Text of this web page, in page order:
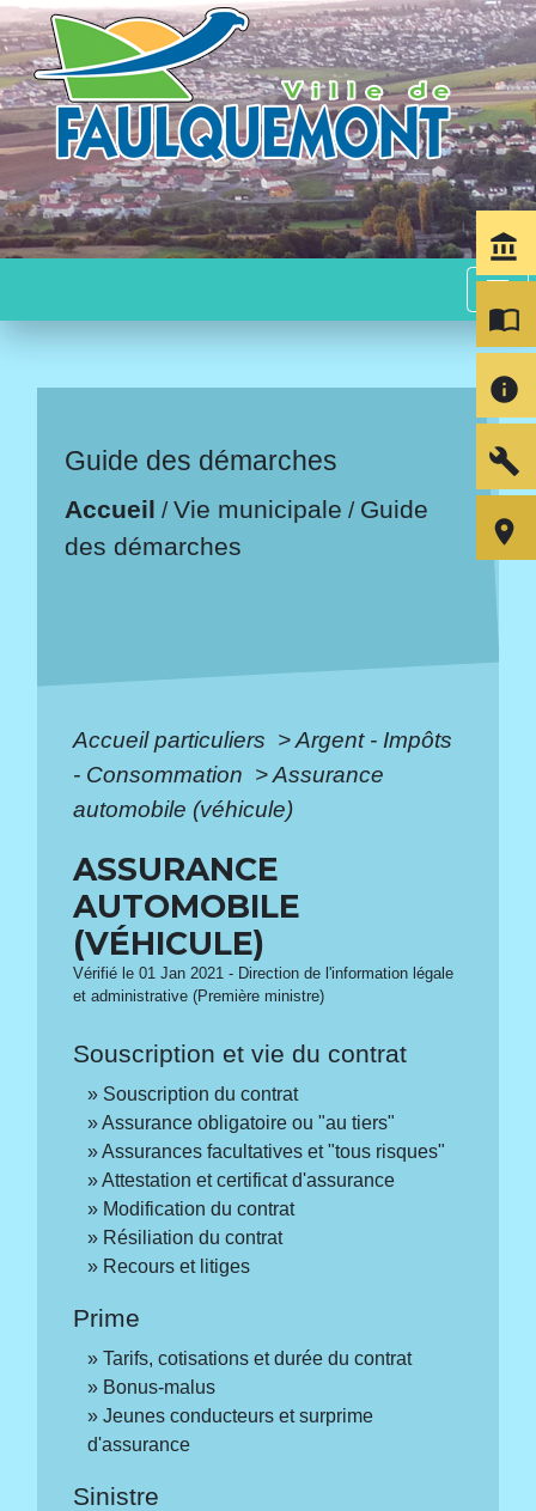
menu
Guide des démarches
Accueil /Vie municipale / Guide
des démarches
Accueil particuliers >Argent - Impôts
- Consommation >Assurance
automobile (véhicule)
ASSURANCE
AUTOMOBILE
(VÉHICULE)
Vérifié le 01 Jan 2021 - Direction de l'information légale
et administrative (Première ministre)
Souscription et vie du contrat
Souscription du contrat
Assurance obligatoire ou "au tiers"
Assurances facultatives et "tous risques"
Attestation et certificat d'assurance
Modification du contrat
Résiliation du contrat
Recours et litiges
Prime
Tarifs, cotisations et durée du contrat
Bonus-malus
Jeunes conducteurs et surprime
d'assurance
Sinistre
account_balance
import_contacts
info
build
room